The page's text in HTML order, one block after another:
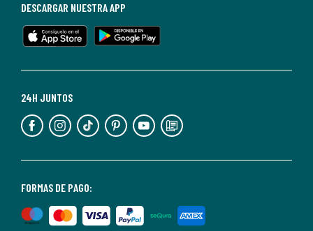
en
cualquier
Para
información,
puedes
nuestra
de
privacidad</2>.
FORMAS DE PAGO:
24H JUNTOS
DESCARGAR NUESTRA APP